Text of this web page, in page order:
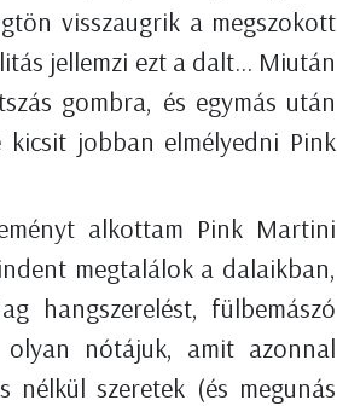
visszaugrik a megszokott
jellemzi ezt a dalt... Miután
gombra, és egymás után
jobban elmélyedni Pink
alkottam Pink Martini
megtalálok a dalaikban,
hangszerelést, fülbemászó
olyan nótájuk, amit azonnal
nélkül szeretek (és megunás